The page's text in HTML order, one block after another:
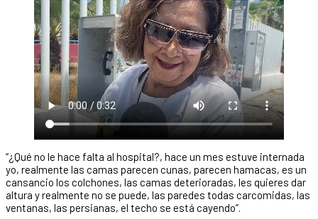
“¿Qué no le hace falta al hospital?, hace un mes estuve internada
yo, realmente las camas parecen cunas, parecen hamacas, es un
cansancio los colchones, las camas deterioradas, les quieres dar
altura y realmente no se puede, las paredes todas carcomidas, las
ventanas, las persianas, el techo se está cayendo”.